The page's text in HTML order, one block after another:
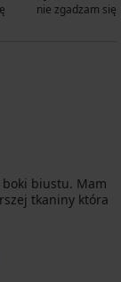
nie zgadzam się
biustu. Mam
tkaniny która